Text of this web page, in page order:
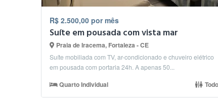
R$ 2.500,00 por mês
Suíte em pousada com vista mar
Praia de Iracema, Fortaleza - CE
Suíte mobiliada com TV, ar-condicionado e chuveiro elétrico
em pousada com portaria 24h. A apenas 50...
Quarto Individual